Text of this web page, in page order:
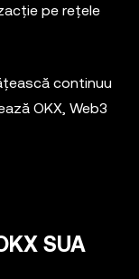
pe rețele
continuu
OKX, Web3
SUA